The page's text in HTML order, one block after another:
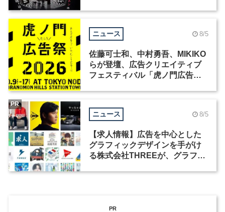
ニュース 8/5
佐藤可士和、中村勇吾、MIKIKO
らが登壇、広告クリエイティブ
フェスティバル「虎ノ門広告
ニュース 8/5
【求人情報】広告を中心とした
グラフィックデザインを手がけ
る株式会社THREEが、グラフィ
PR
PR